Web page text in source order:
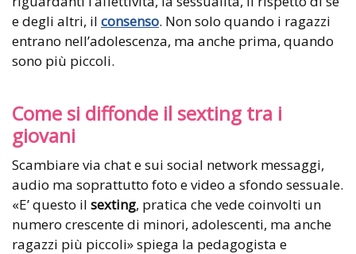
e degli altri, il consenso. Non solo quando i ragazzi
entrano nell’adolescenza, ma anche prima, quando
sono più piccoli.
Come si diffonde il sexting tra i
giovani
Scambiare via chat e sui social network messaggi,
audio ma soprattutto foto e video a sfondo sessuale.
«E’ questo il sexting, pratica che vede coinvolti un
numero crescente di minori, adolescenti, ma anche
ragazzi più piccoli» spiega la pedagogista e